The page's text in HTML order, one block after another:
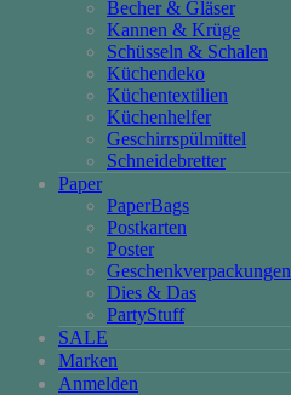
Becher & Gläser
Kannen & Krüge
Schüsseln & Schalen
Küchendeko
Küchentextilien
Küchenhelfer
Geschirrspülmittel
Schneidebretter
Paper
PaperBags
Postkarten
Poster
Geschenkverpackungen
Dies & Das
PartyStuff
SALE
Marken
Anmelden